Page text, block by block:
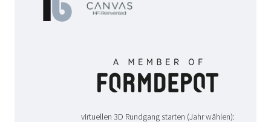
virtuellen 3D Rundgang starten (Jahr wählen):